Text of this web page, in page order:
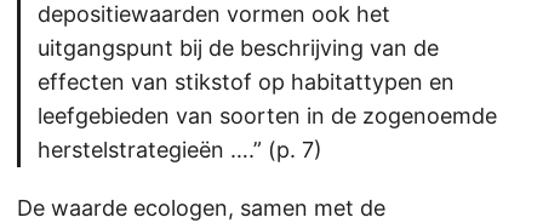
depositiewaarden vormen ook het
uitgangspunt bij de beschrijving van de
effecten van stikstof op habitattypen en
leefgebieden van soorten in de zogenoemde
herstelstrategieën ….” (p. 7)
De waarde ecologen, samen met de